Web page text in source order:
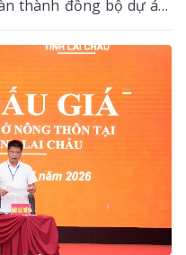
thành đồng bộ dự án,
tốc